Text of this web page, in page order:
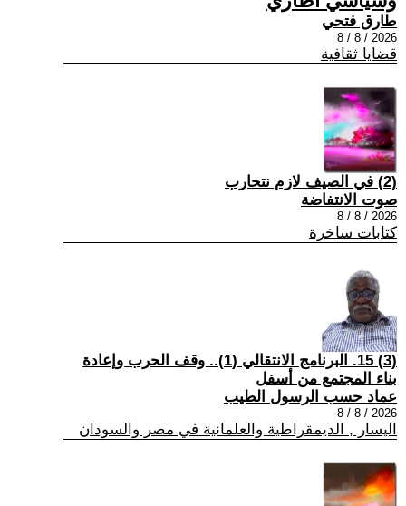
طارق فتحي
2026 / 8 / 8
قضايا ثقافية
(2) في الصيف لازم نتحارب
صوت الانتفاضة
2026 / 8 / 8
كتابات ساخرة
(3) 15. البرنامج الانتقالي (1).. وقف الحرب وإعادة
بناء المجتمع من أسفل
عماد حسب الرسول الطيب
2026 / 8 / 8
اليسار , الديمقراطية والعلمانية في مصر والسودان